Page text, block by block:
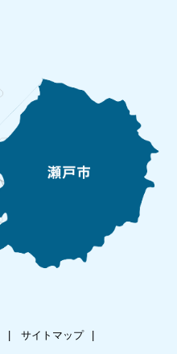
サイトマップ